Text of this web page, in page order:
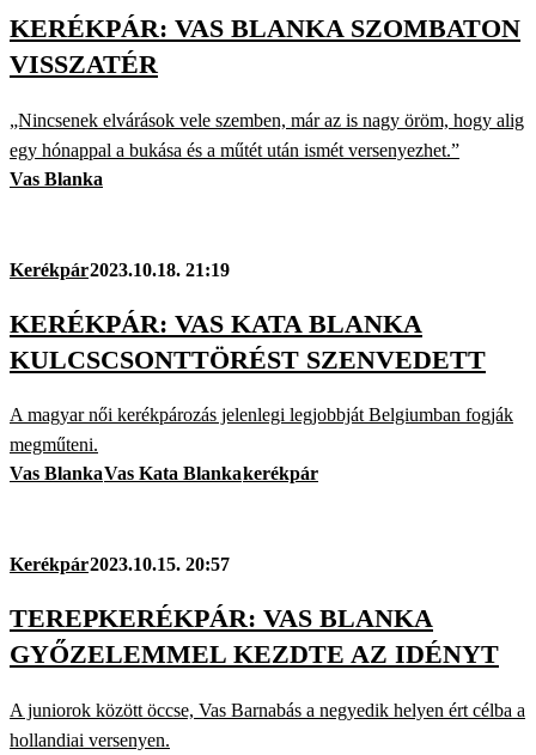
KERÉKPÁR: VAS BLANKA SZOMBATON
VISSZATÉR
„Nincsenek elvárások vele szemben, már az is nagy öröm, hogy alig
egy hónappal a bukása és a műtét után ismét versenyezhet.”
Vas Blanka
Kerékpár2023.10.18. 21:19
KERÉKPÁR: VAS KATA BLANKA
KULCSCSONTTÖRÉST SZENVEDETT
A magyar női kerékpározás jelenlegi legjobbját Belgiumban fogják
megműteni.
Vas BlankaVas Kata Blankakerékpár
Kerékpár2023.10.15. 20:57
TEREPKERÉKPÁR: VAS BLANKA
GYŐZELEMMEL KEZDTE AZ IDÉNYT
A juniorok között öccse, Vas Barnabás a negyedik helyen ért célba a
hollandiai versenyen.